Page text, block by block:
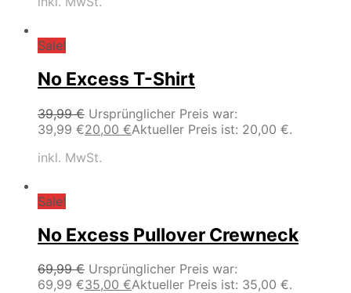
Sale!
No Excess T-Shirt
39,99€ Ursprünglicher Preis war:
39,99 €20,00 €Aktueller Preis ist: 20,00 €.
inkl. MwSt.
Sale!
No Excess Pullover Crewneck
69,99€ Ursprünglicher Preis war:
69,99 €35,00 €Aktueller Preis ist: 35,00 €.